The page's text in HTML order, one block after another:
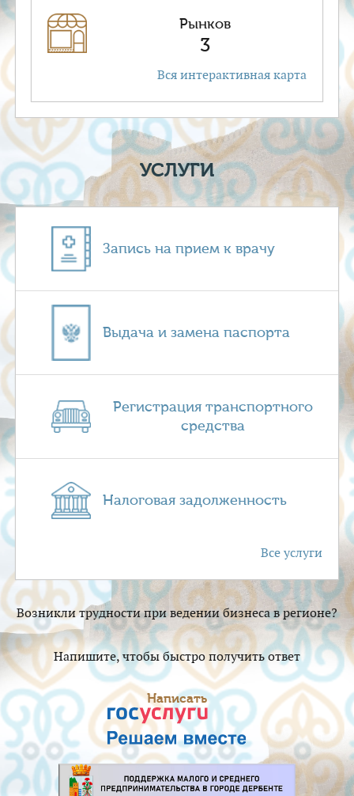
Рынков
3
Вся интерактивная карта
УСЛУГИ
Запись на прием к врачу
Выдача и замена паспорта
Регистрация транспортного
средства
Налоговая задолженность
Все услуги
Возникли трудности при ведении бизнеса в регионе?
Напишите, чтобы быстро получить ответ
Написать